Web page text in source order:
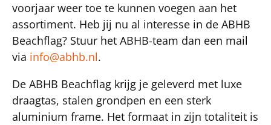
voorjaar weer toe te kunnen voegen aan het
assortiment. Heb jij nu al interesse in de ABHB
Beachflag? Stuur het ABHB-team dan een mail
via info@abhb.nl.
De ABHB Beachflag krijg je geleverd met luxe
draagtas, stalen grondpen en een sterk
aluminium frame. Het formaat in zijn totaliteit is